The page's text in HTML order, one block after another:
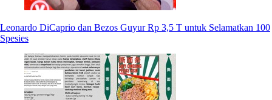
Leonardo DiCaprio dan Bezos Guyur Rp 3,5 T untuk Selamatkan 100
Spesies